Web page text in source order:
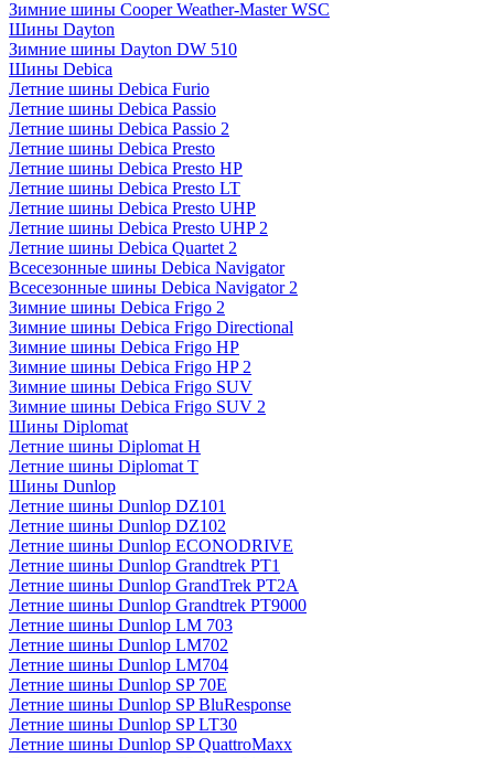
Зимние шины Cooper Weather-Master WSC
Шины Dayton
Зимние шины Dayton DW 510
Шины Debica
Летние шины Debica Furio
Летние шины Debica Passio
Летние шины Debica Passio 2
Летние шины Debica Presto
Летние шины Debica Presto HP
Летние шины Debica Presto LT
Летние шины Debica Presto UHP
Летние шины Debica Presto UHP 2
Летние шины Debica Quartet 2
Всесезонные шины Debica Navigator
Всесезонные шины Debica Navigator 2
Зимние шины Debica Frigo 2
Зимние шины Debica Frigo Directional
Зимние шины Debica Frigo HP
Зимние шины Debica Frigo HP 2
Зимние шины Debica Frigo SUV
Зимние шины Debica Frigo SUV 2
Шины Diplomat
Летние шины Diplomat H
Летние шины Diplomat T
Шины Dunlop
Летние шины Dunlop DZ101
Летние шины Dunlop DZ102
Летние шины Dunlop ECONODRIVE
Летние шины Dunlop Grandtrek PT1
Летние шины Dunlop GrandTrek PT2A
Летние шины Dunlop Grandtrek PT9000
Летние шины Dunlop LM 703
Летние шины Dunlop LM702
Летние шины Dunlop LM704
Летние шины Dunlop SP 70E
Летние шины Dunlop SP BluResponse
Летние шины Dunlop SP LT30
Летние шины Dunlop SP QuattroMaxx